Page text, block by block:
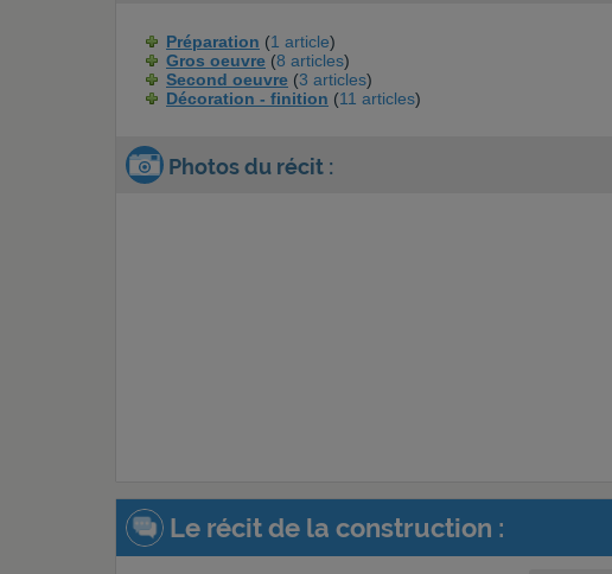
Préparation (1 article)
Gros oeuvre (8 articles)
Second oeuvre (3 articles)
Décoration - finition (11 articles)
Photos du récit :
Le récit de la construction :